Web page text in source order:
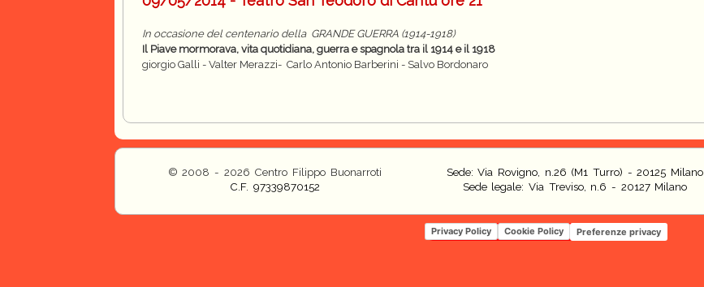
In occasione del centenario della GRANDE GUERRA (1914-1918)
Il Piave mormorava, vita quotidiana, guerra e spagnola tra il 1914 e il 1918
giorgio Galli - Valter Merazzi- Carlo Antonio Barberini - Salvo Bordonaro
© 2008 - 2026 Centro Filippo Buonarroti
C.F. 97339870152
Sede: Via Rovigno, n.26 (M1 Turro) - 20125 Milano
Sede legale: Via Treviso, n.6 - 20127 Milano
Privacy Policy Cookie Policy Preferenze privacy